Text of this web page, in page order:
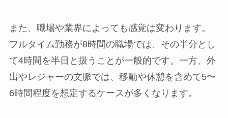
また、職場や業界によっても感覚は変わります。
フルタイム勤務が8時間の職場では、その半分とし
て4時間を半日と扱うことが一般的です。一方、外
出やレジャーの文脈では、移動や休憩を含めて5〜
6時間程度を想定するケースが多くなります。